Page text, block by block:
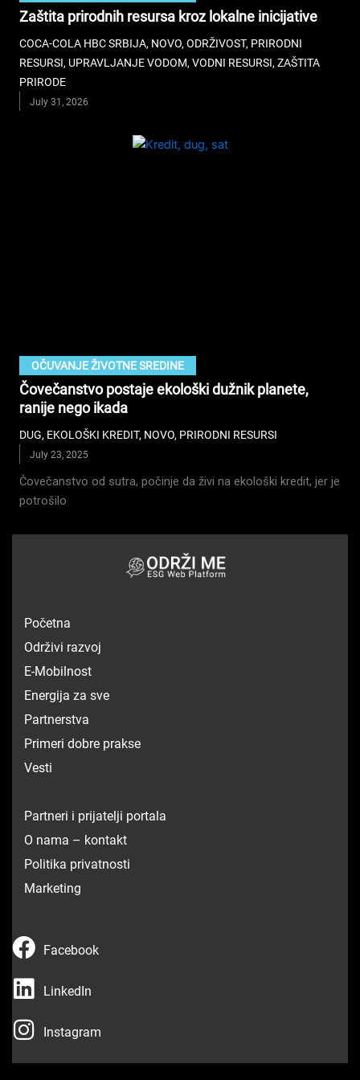
Zaštita prirodnih resursa kroz lokalne inicijative
COCA-COLA HBC SRBIJA, NOVO,ODRŽIVOST, PRIRODNI
RESURSI, UPRAVLJANJE VODOM,VODNI RESURSI,ZAŠTITA
PRIRODE
July 31, 2026
OČUVANJE ŽIVOTNE SREDINE
Čovečanstvo postaje ekološki dužnik planete,
ranije nego ikada
DUG, EKOLOŠKI KREDIT, NOVO, PRIRODNI RESURSI
July 23, 2025
Čovečanstvo od sutra, počinje da živi na ekološki kredit, jer je
potrošilo
Početna
Održivi razvoj
E-Mobilnost
Energija za sve
Partnerstva
Primeri dobre prakse
Vesti
Partneri i prijatelji portala
O nama – kontakt
Politika privatnosti
Marketing
F
a
c
e
b
o
Facebook
L
i
n
k
LinkedIn
I
Instagram